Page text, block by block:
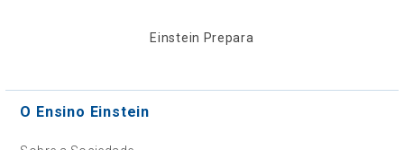
Einstein Prepara
O Ensino Einstein